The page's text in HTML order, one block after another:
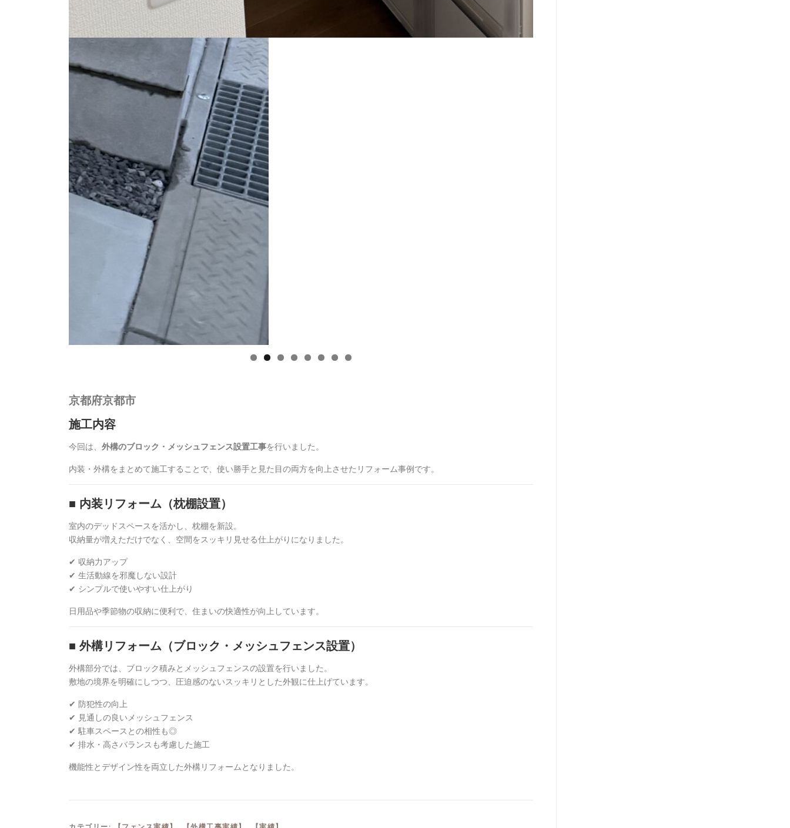
京都府京都市
施工内容
今回は、 外構のブロック・メッシュフェンス設置工事を行いました。
内装・外構をまとめて施工することで、使い勝手と見た目の両方を向上させたリフォーム事例です。
■ 内装リフォーム（枕棚設置）
室内のデッドスペースを活かし、枕棚を新設。
収納量が増えただけでなく、空間をスッキリ見せる仕上がりになりました。
✔ 収納力アップ
✔ 生活動線を邪魔しない設計
✔ シンプルで使いやすい仕上がり
日用品や季節物の収納に便利で、住まいの快適性が向上しています。
■ 外構リフォーム（ブロック・メッシュフェンス設置）
外構部分では、ブロック積みとメッシュフェンスの設置を行いました。
敷地の境界を明確にしつつ、圧迫感のないスッキリとした外観に仕上げています。
✔ 防犯性の向上
✔ 見通しの良いメッシュフェンス
✔ 駐車スペースとの相性も◎
✔ 排水・高さバランスも考慮した施工
機能性とデザイン性を両立した外構リフォームとなりました。